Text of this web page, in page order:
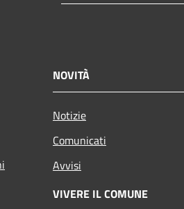
NOVITÀ
Notizie
Comunicati
Avvisi
VIVERE IL COMUNE